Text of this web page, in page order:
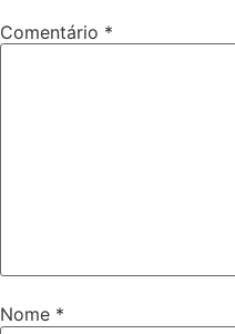
Comentário *
Nome *